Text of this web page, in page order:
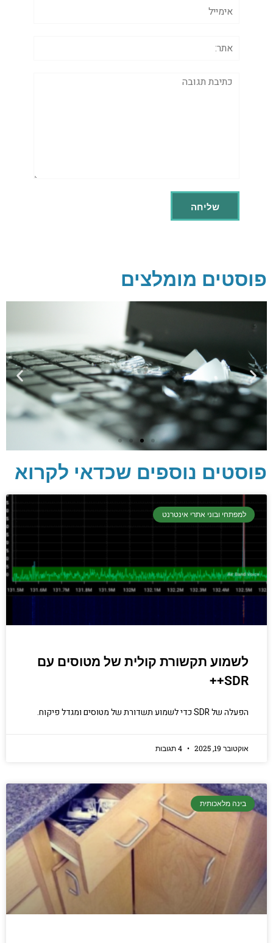
תגובה
פוסטים מומלצים
יסודות בתכנות
קריפטוגרפיה, ביצועים, אבטחת מידע ומידע
יסודי וחשוב שגם מתכנתים מנוסים לא תמיד
הכנסו עכשיו
פוסטים נוספים שכדאי לקרוא
למפתחי ובוני אתרי אינטרנט
לשמוע תקשורת קולית של מטוסים עם
SDR++
הפעלה של SDR כדי לשמוע תשדורת של מטוסים ומגדל פיקוח.
אוקטובר 19, 2025
בינה מלאכותית